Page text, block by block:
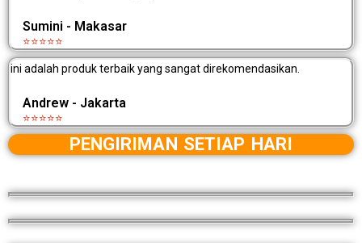
Sumini - Makasar
⭐⭐⭐⭐⭐
ini adalah produk terbaik yang sangat direkomendasikan.
Andrew - Jakarta
⭐⭐⭐⭐⭐
PENGIRIMAN SETIAP HARI